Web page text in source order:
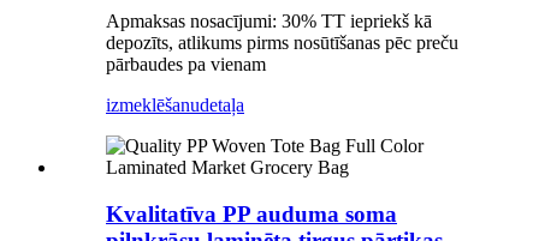
Apmaksas nosacījumi: 30% TT iepriekš kā
depozīts, atlikums pirms nosūtīšanas pēc preču
pārbaudes pa vienam
izmeklēšanudetaļa
Kvalitatīva PP auduma soma